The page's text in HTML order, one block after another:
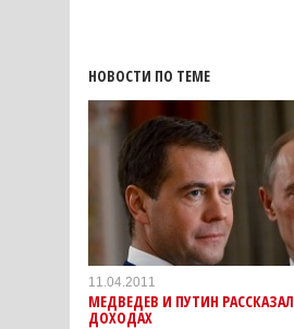
НОВОСТИ ПО ТЕМЕ
11.04.2011
МЕДВЕДЕВ И ПУТИН
ДОХОДАХ